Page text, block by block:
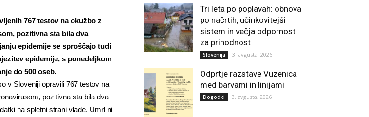
767 testov na okužbo z
pozitivna sta bila dva
epidemije se sproščajo tudi
epidemije, s ponedeljkom
do 500 oseb.
v Sloveniji opravili 767 testov na
pozitivna sta bila dva
na spletni strani vlade. Umrl ni
Tri leta po poplavah: obnova
po načrtih, učinkovitejši
sistem in večja odpornost
za prihodnost
Slovenija 3. avgusta, 2026
Odprtje razstave Vuzenica
med barvami in linijami
Dogodki 3. avgusta, 2026